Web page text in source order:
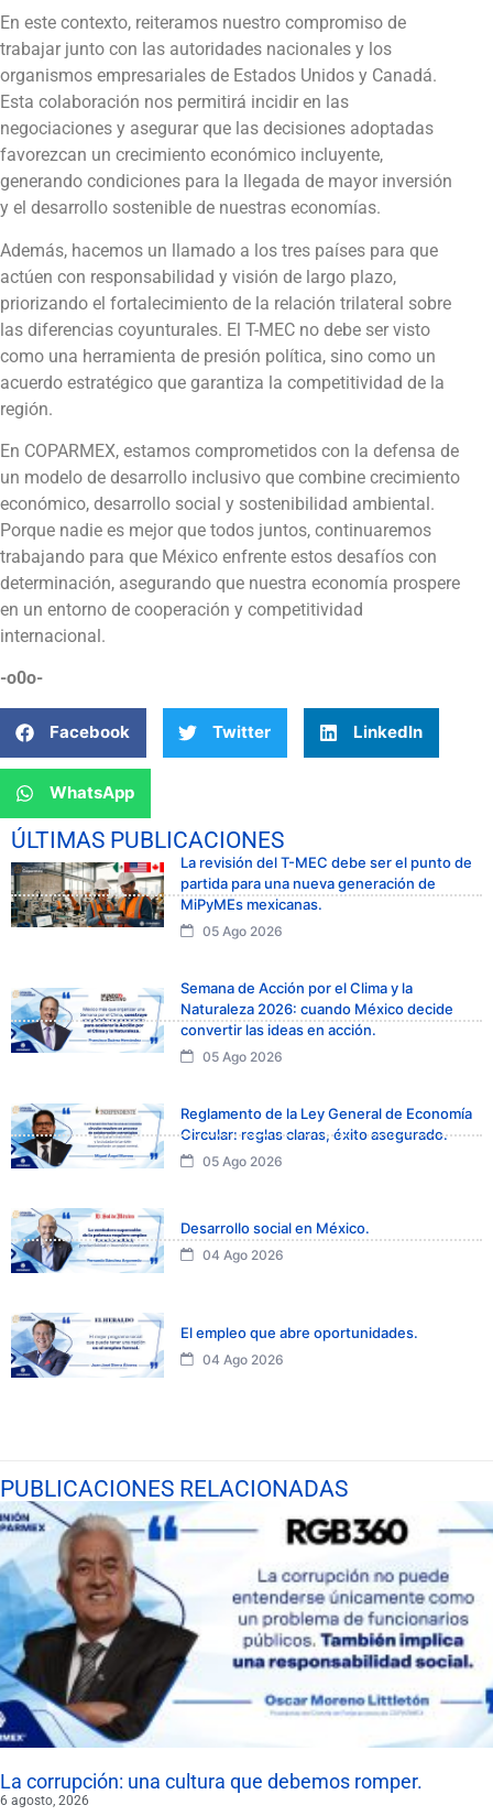
En este contexto, reiteramos nuestro compromiso de
trabajar junto con las autoridades nacionales y los
organismos empresariales de Estados Unidos y Canadá.
Esta colaboración nos permitirá incidir en las
negociaciones y asegurar que las decisiones adoptadas
favorezcan un crecimiento económico incluyente,
generando condiciones para la llegada de mayor inversión
y el desarrollo sostenible de nuestras economías.
Además, hacemos un llamado a los tres países para que
actúen con responsabilidad y visión de largo plazo,
priorizando el fortalecimiento de la relación trilateral sobre
las diferencias coyunturales. El T-MEC no debe ser visto
como una herramienta de presión política, sino como un
acuerdo estratégico que garantiza la competitividad de la
región.
En COPARMEX, estamos comprometidos con la defensa de
un modelo de desarrollo inclusivo que combine crecimiento
económico, desarrollo social y sostenibilidad ambiental.
Porque nadie es mejor que todos juntos, continuaremos
trabajando para que México enfrente estos desafíos con
determinación, asegurando que nuestra economía prospere
en un entorno de cooperación y competitividad
internacional.
-o0o-
Facebook Twitter LinkedIn
WhatsApp
ÚLTIMAS PUBLICACIONES
La revisión del T-MEC debe ser el punto de
partida para una nueva generación de
MiPyMEs mexicanas.
05 Ago 2026
Semana de Acción por el Clima y la
Naturaleza 2026: cuando México decide
convertir las ideas en acción.
05 Ago 2026
Reglamento de la Ley General de Economía
Circular: reglas claras, éxito asegurado.
05 Ago 2026
Desarrollo social en México.
04 Ago 2026
El empleo que abre oportunidades.
04 Ago 2026
PUBLICACIONES RELACIONADAS
La corrupción: una cultura que debemos romper.
6 agosto, 2026